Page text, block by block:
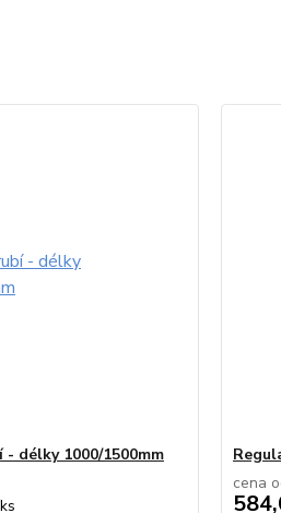
délky 1000/1500mm
ks
cena